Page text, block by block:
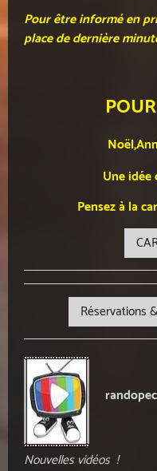
Pour être informé en
place de dernière
Une idée
Pensez à la
Nouvelles vidéos !